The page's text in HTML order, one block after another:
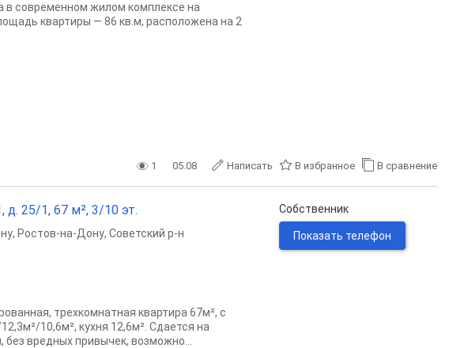
в современном жилом комплексе на
квартиры — 86 кв.м, расположена на 2
1 05.08 Написать В избранное В сравнение
25/1, 67 м², 3/10 эт.
, Ростов-на-Дону, Советский р-н
трехкомнатная квартира 67м², с
10,6м², кухня 12,6м². Сдается на
вредных привычек, возможно...
Собственник
Показать телефон